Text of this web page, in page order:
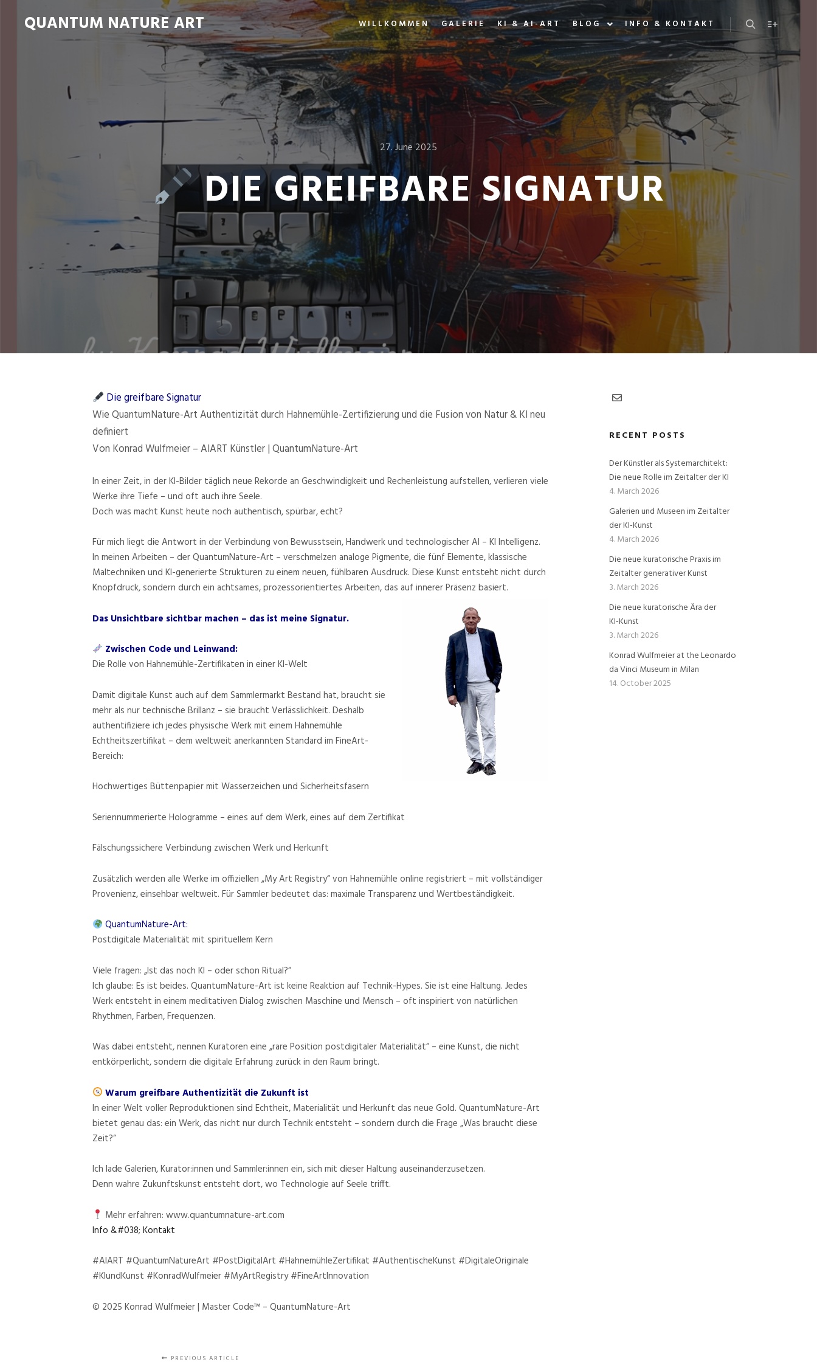
QUANTUM NATURE ART WILLKOMMEN GALERIE KI & AI-ART BLOG INFO & KONTAKT
SearchMore info
27. June 2025
DIE GREIFBARE SIGNATUR
Die greifbare Signatur
Wie QuantumNature-Art Authentizität durch Hahnemühle-Zertifizierung und die Fusion von Natur & KI neu
definiert
Von Konrad Wulfmeier – AIART Künstler | QuantumNature-Art
In einer Zeit, in der KI-Bilder täglich neue Rekorde an Geschwindigkeit und Rechenleistung aufstellen, verlieren viele
Werke ihre Tiefe – und oft auch ihre Seele.
Doch was macht Kunst heute noch authentisch, spürbar, echt?
Für mich liegt die Antwort in der Verbindung von Bewusstsein, Handwerk und technologischer AI – KI Intelligenz.
In meinen Arbeiten – der QuantumNature-Art – verschmelzen analoge Pigmente, die fünf Elemente, klassische
Maltechniken und KI-generierte Strukturen zu einem neuen, fühlbaren Ausdruck. Diese Kunst entsteht nicht durch
Knopfdruck, sondern durch ein achtsames, prozessorientiertes Arbeiten, das auf innerer Präsenz basiert.
Das Unsichtbare sichtbar machen – das ist meine Signatur.
Zwischen Code und Leinwand:
Die Rolle von Hahnemühle-Zertifikaten in einer KI-Welt
Damit digitale Kunst auch auf dem Sammlermarkt Bestand hat, braucht sie
mehr als nur technische Brillanz – sie braucht Verlässlichkeit. Deshalb
authentifiziere ich jedes physische Werk mit einem Hahnemühle
Echtheitszertifikat – dem weltweit anerkannten Standard im FineArt-
Bereich:
Hochwertiges Büttenpapier mit Wasserzeichen und Sicherheitsfasern
Seriennummerierte Hologramme – eines auf dem Werk, eines auf dem Zertifikat
Fälschungssichere Verbindung zwischen Werk und Herkunft
Zusätzlich werden alle Werke im offiziellen „My Art Registry“ von Hahnemühle online registriert – mit vollständiger
Provenienz, einsehbar weltweit. Für Sammler bedeutet das: maximale Transparenz und Wertbeständigkeit.
QuantumNature-Art:
Postdigitale Materialität mit spirituellem Kern
Viele fragen: „Ist das noch KI – oder schon Ritual?“
Ich glaube: Es ist beides. QuantumNature-Art ist keine Reaktion auf Technik-Hypes. Sie ist eine Haltung. Jedes
Werk entsteht in einem meditativen Dialog zwischen Maschine und Mensch – oft inspiriert von natürlichen
Rhythmen, Farben, Frequenzen.
Was dabei entsteht, nennen Kuratoren eine „rare Position postdigitaler Materialität“ – eine Kunst, die nicht
entkörperlicht, sondern die digitale Erfahrung zurück in den Raum bringt.
Warum greifbare Authentizität die Zukunft ist
In einer Welt voller Reproduktionen sind Echtheit, Materialität und Herkunft das neue Gold. QuantumNature-Art
bietet genau das: ein Werk, das nicht nur durch Technik entsteht – sondern durch die Frage „Was braucht diese
Zeit?“
Ich lade Galerien, Kurator:innen und Sammler:innen ein, sich mit dieser Haltung auseinanderzusetzen.
Denn wahre Zukunftskunst entsteht dort, wo Technologie auf Seele trifft.
Mehr erfahren: www.quantumnature-art.com
Info &#038; Kontakt
#AIART #QuantumNatureArt #PostDigitalArt #HahnemühleZertifikat #AuthentischeKunst #DigitaleOriginale
#KIundKunst #KonradWulfmeier #MyArtRegistry #FineArtInnovation
© 2025 Konrad Wulfmeier | Master Code™ – QuantumNature-Art
PREVIOUS ARTICLE
RECENT POSTS
Der Künstler als Systemarchitekt:
Die neue Rolle im Zeitalter der KI
4. March 2026
Galerien und Museen im Zeitalter
der KI‑Kunst
4. March 2026
Die neue kuratorische Praxis im
Zeitalter generativer Kunst
3. March 2026
Die neue kuratorische Ära der
KI‑Kunst
3. March 2026
Konrad Wulfmeier at the Leonardo
da Vinci Museum in Milan
14. October 2025